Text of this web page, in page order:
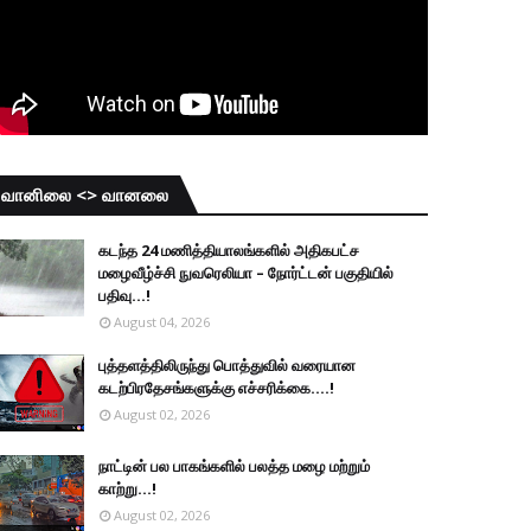
வானிலை <> வானலை
கடந்த 24 மணித்தியாலங்களில் அதிகபட்ச
மழைவீழ்ச்சி நுவரெலியா – நோர்ட்டன் பகுதியில்
பதிவு...!
August 04, 2026
புத்தளத்திலிருந்து பொத்துவில் வரையான
கடற்பிரதேசங்களுக்கு எச்சரிக்கை....!
August 02, 2026
நாட்டின் பல பாகங்களில் பலத்த மழை மற்றும்
காற்று...!
August 02, 2026